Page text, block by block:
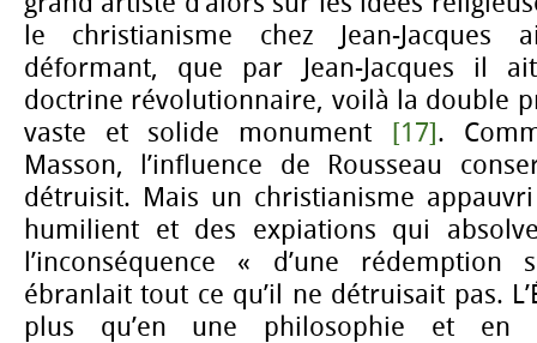
le christianisme chez Jean-
déformant, que par Jean-Jacques il
doctrine révolutionnaire, voilà la double
vaste et solide monument [17].
Masson, l’influence de Rousseau
détruisit. Mais un christianisme
humilient et des expiations qui
l’inconséquence « d’une rédemption
ébranlait tout ce qu’il ne détruisait pas.
plus qu’en une philosophie et en